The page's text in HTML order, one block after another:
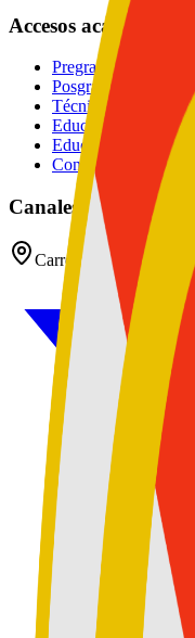
Accesos académicos
Pregrados
Posgrados
Técnico
Educación
Educación Militar
Convocatoria de
Canales oficiales
Carrera 54 No 26 - 25